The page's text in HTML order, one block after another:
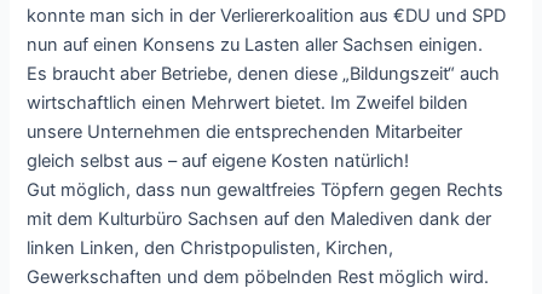
konnte man sich in der Verliererkoalition aus €DU und SPD
nun auf einen Konsens zu Lasten aller Sachsen einigen.
Es braucht aber Betriebe, denen diese „Bildungszeit“ auch
wirtschaftlich einen Mehrwert bietet. Im Zweifel bilden
unsere Unternehmen die entsprechenden Mitarbeiter
gleich selbst aus – auf eigene Kosten natürlich!
Gut möglich, dass nun gewaltfreies Töpfern gegen Rechts
mit dem Kulturbüro Sachsen auf den Malediven dank der
linken Linken, den Christpopulisten, Kirchen,
Gewerkschaften und dem pöbelnden Rest möglich wird.